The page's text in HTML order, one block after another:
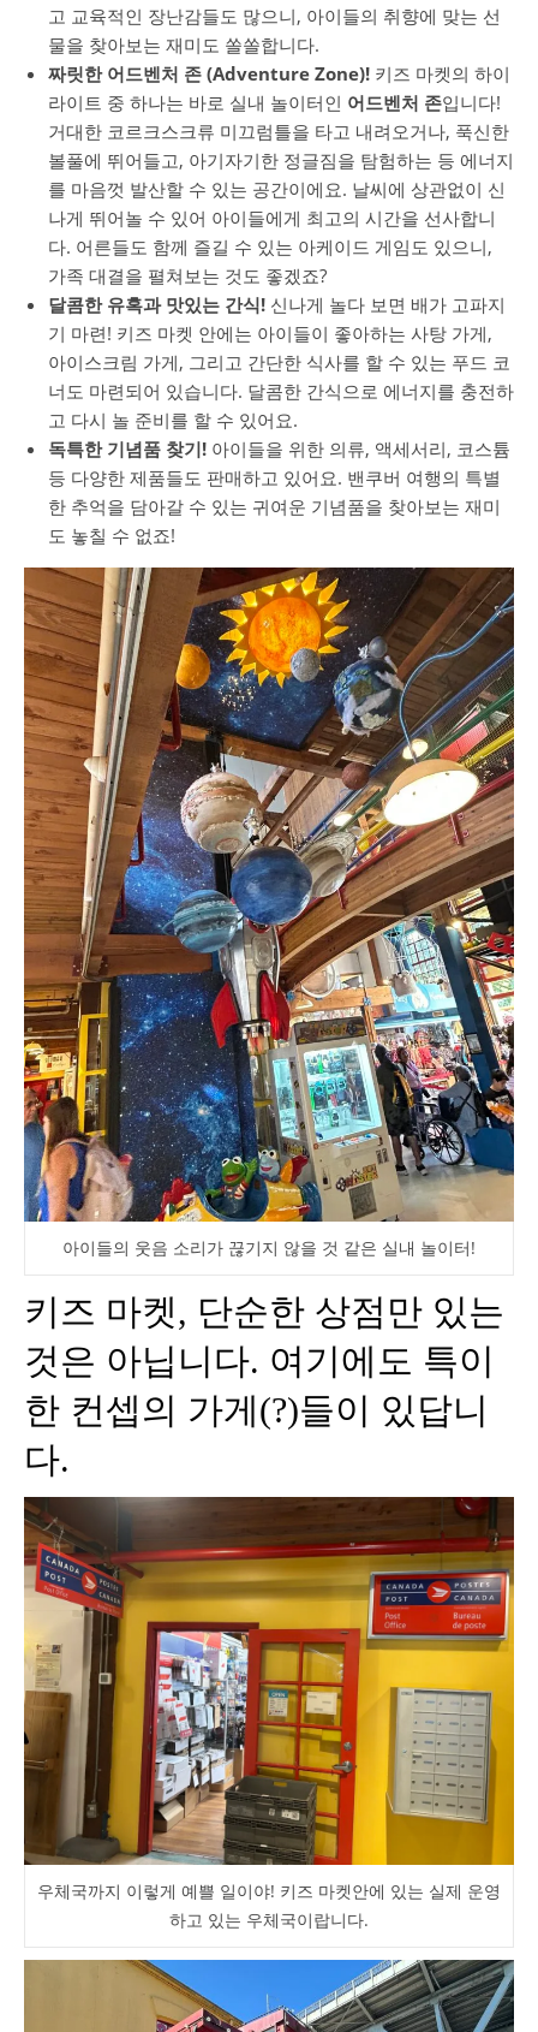
고 교육적인 장난감들도 많으니, 아이들의 취향에 맞는 선
물을 찾아보는 재미도 쏠쏠합니다.
짜릿한 어드벤처 존 (Adventure Zone)! 키즈 마켓의 하이
라이트 중 하나는 바로 실내 놀이터인 어드벤처 존입니다!
거대한 코르크스크류 미끄럼틀을 타고 내려오거나, 푹신한
볼풀에 뛰어들고, 아기자기한 정글짐을 탐험하는 등 에너지
를 마음껏 발산할 수 있는 공간이에요. 날씨에 상관없이 신
나게 뛰어놀 수 있어 아이들에게 최고의 시간을 선사합니
다. 어른들도 함께 즐길 수 있는 아케이드 게임도 있으니,
가족 대결을 펼쳐보는 것도 좋겠죠?
달콤한 유혹과 맛있는 간식! 신나게 놀다 보면 배가 고파지
기 마련! 키즈 마켓 안에는 아이들이 좋아하는 사탕 가게,
아이스크림 가게, 그리고 간단한 식사를 할 수 있는 푸드 코
너도 마련되어 있습니다. 달콤한 간식으로 에너지를 충전하
고 다시 놀 준비를 할 수 있어요.
독특한 기념품 찾기! 아이들을 위한 의류, 액세서리, 코스튬
등 다양한 제품들도 판매하고 있어요. 밴쿠버 여행의 특별
한 추억을 담아갈 수 있는 귀여운 기념품을 찾아보는 재미
도 놓칠 수 없죠!
아이들의 웃음 소리가 끊기지 않을 것 같은 실내 놀이터!
키즈 마켓, 단순한 상점만 있는
것은 아닙니다. 여기에도 특이
한 컨셉의 가게(?)들이 있답니
다.
우체국까지 이렇게 예쁠 일이야! 키즈 마켓안에 있는 실제 운영
하고 있는 우체국이랍니다.